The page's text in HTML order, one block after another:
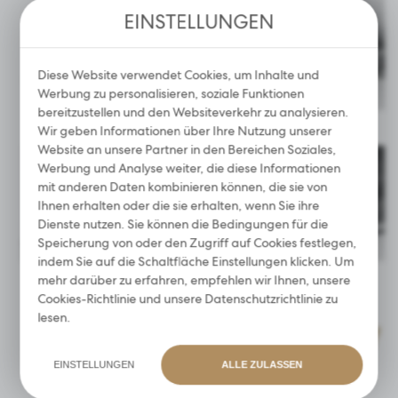
PFLEGESET WAVE LASHES HENNA-PUDER
BROW LAMINATION
JETZT ZUM NEWSLETTER ANMELDEN
15 % Rabattauf deine
EINSTELLUNGEN
Diese Website verwendet Cookies, um Inhalte und
Werbung zu personalisieren, soziale Funktionen
bereitzustellen und den Websiteverkehr zu analysieren.
Wir geben Informationen über Ihre Nutzung unserer
Website an unsere Partner in den Bereichen Soziales,
Werbung und Analyse weiter, die diese Informationen
mit anderen Daten kombinieren können, die sie von
Ihnen erhalten oder die sie erhalten, wenn Sie ihre
Dienste nutzen. Sie können die Bedingungen für die
Speicherung von oder den Zugriff auf Cookies festlegen,
indem Sie auf die Schaltfläche Einstellungen klicken. Um
mehr darüber zu erfahren, empfehlen wir Ihnen, unsere
Cookies-Richtlinie und unsere Datenschutzrichtliniezu
lesen.
EINSTELLUNGEN ALLE ZULASSEN
Anpassung an Ihre Bedürfnisse.
wo und wie oft unsere Websites besucht werden. Anhand
dieser Daten können wir unsere Websites im Hinblick auf
ihre Beliebtheit bei den Nutzern bewerten. Die
gesammelten Informationen werden in anonymisierter
Form verarbeitet. Ihre Zustimmung zu analytischen Cookies
garantiert die Verfügbarkeit aller Funktionalitäten.
Werbung
Werbe-Cookies ermöglichen es uns, Ihnen die
interessantesten Informationen und Neuigkeiten auf den
Websites unserer Partner zu präsentieren.
Werbe-Cookies werden verwendet, um Ihnen unsere
Mitteilungen auf der Grundlage einer Analyse Ihres
Werbeinhalte können auf den Websites von Dritten oder
unseren Partnerunternehmen und anderen Dienstleistern
erscheinen. Diese Unternehmen fungieren als Vermittler, die